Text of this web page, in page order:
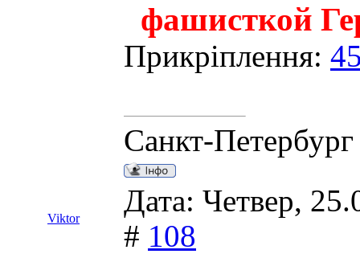
фашисткой
Прикріплення:
Санкт-Петербург
Viktor
Дата: Четвер,
# 108